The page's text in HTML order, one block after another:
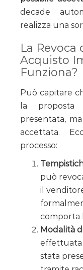
decade
realizza una
La Revoca
Acquisto
Funziona?
Può capitare
la
presentata,
accettata.
processo:
può
il
comporta
Modalità
effettuata
stata